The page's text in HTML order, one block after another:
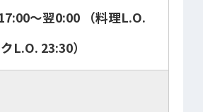
～翌0:00 （料理L.O.
L.O. 23:30）